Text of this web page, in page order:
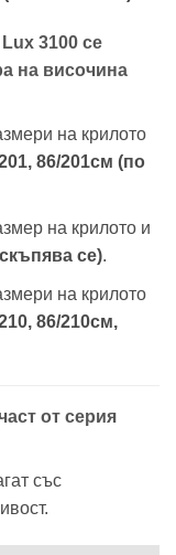
3100 се
на височина
на крилото
86/201см (по
на крилото и
се).
на крилото
86/210см,
от серия
със